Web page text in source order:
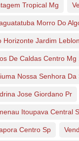
Tropical Mg
Morro Do
Jardim
De Caldas Centro Mg
Nossa Senhora Da
Jose Giordano Pr
Itoupava Central
Centro Sp